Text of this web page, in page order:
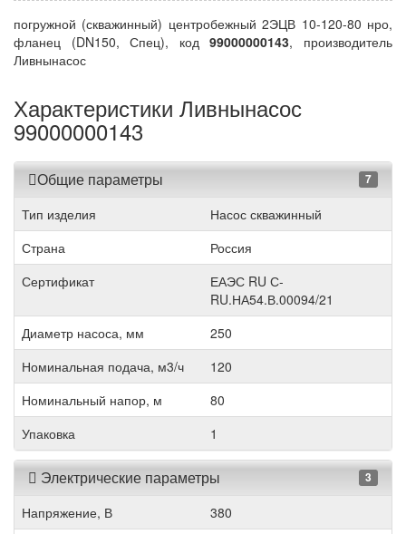
погружной (скважинный) центробежный 2ЭЦВ 10-120-80 нро,
фланец (DN150, Спец), код99000000143, производитель
Ливнынасос
Характеристики Ливнынасос
99000000143
Общие параметры 7
Тип изделия
Насос скважинный
Страна
Россия
Сертификат
ЕАЭС RU С-
RU.НА54.В.00094/21
Диаметр насоса, мм
250
Номинальная подача, м3/ч
120
Номинальный напор, м
80
Упаковка
1
Электрические параметры 3
Напряжение, В
380